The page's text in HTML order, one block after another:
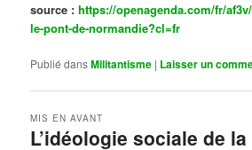
source :https://openagenda.com/fr/
le-pont-de-normandie?cl=fr
Publié dansMilitantisme | Laisser un
L’idéologie sociale de la
MIS EN AVANT